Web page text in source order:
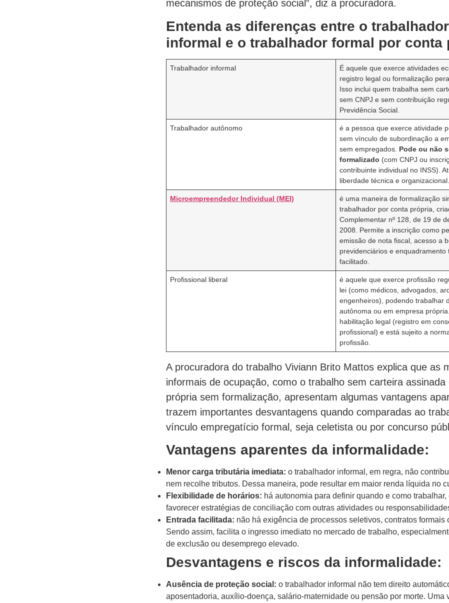
mecanismos de proteção social”, diz a procuradora.
Entenda as diferenças entre o trabalhador
informal e o trabalhador formal por conta
Trabalhador informal
É aquele que exerce atividades
registro legal ou formalização
Isso inclui quem trabalha sem
sem CNPJ e sem contribuição
Previdência Social.
Trabalhador autônomo
é a pessoa que exerce atividade
sem vínculo de subordinação a
sem empregados. Pode ou não
formalizado (com CNPJ ou
contribuinte individual no INSS).
liberdade técnica e organizacional.
Microempreendedor Individual (MEI)
é uma maneira de formalização
trabalhador por conta própria,
Complementar nº 128, de 19 de
2008. Permite a inscrição como
emissão de nota fiscal, acesso a
previdenciários e enquadramento
facilitado.
Profissional liberal
é aquele que exerce profissão
lei (como médicos, advogados,
engenheiros), podendo trabalhar
autônoma ou em empresa
habilitação legal (registro em
profissional) e está sujeito a
profissão.
A procuradora do trabalho Viviann Brito Mattos explica que as
informais de ocupação, como o trabalho sem carteira
própria sem formalização, apresentam algumas vantagens
trazem importantes desvantagens quando comparadas ao
vínculo empregatício formal, seja celetista ou por concurso
Vantagens aparentes da informalidade:
Menor carga tributária imediata: o trabalhador informal, em regra, não
nem recolhe tributos. Dessa maneira, pode resultar em maior renda líquida no
Flexibilidade de horários: há autonomia para definir quando e como
favorecer estratégias de conciliação com outras atividades ou
Entrada facilitada: não há exigência de processos seletivos, contratos formais
Sendo assim, facilita o ingresso imediato no mercado de trabalho,
de exclusão ou desemprego elevado.
Desvantagens e riscos da informalidade:
Ausência de proteção social: o trabalhador informal não tem direito
aposentadoria, auxílio-doença, salário-maternidade ou pensão por morte. Uma